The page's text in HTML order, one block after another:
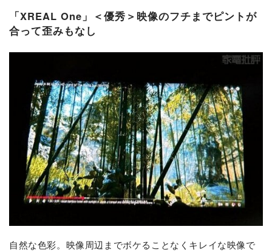
「XREAL One」＜優秀＞映像のフチまでピントが
合って歪みもなし
自然な色彩。映像周辺までボケることなくキレイな映像で